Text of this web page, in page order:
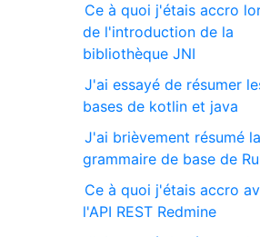
Ce à quoi j'étais accro
de l'introduction de la
bibliothèque JNI
J'ai essayé de résumer
bases de kotlin et java
J'ai brièvement résumé la
grammaire de base de
Ce à quoi j'étais accro
l'API REST Redmine